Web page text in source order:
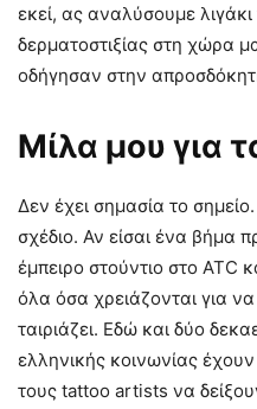
εκεί, ας αναλύσουμε λιγάκι
δερματοστιξίας στη χώρα
οδήγησαν στην
Μίλα μου για
Δεν έχει σημασία το
σχέδιο. Αν είσαι ένα βήμα
έμπειρο στούντιο στο ATC
όλα όσα χρειάζονται για
ταιριάζει. Εδώ και δύο
ελληνικής κοινωνίας
τους tattoo artists να